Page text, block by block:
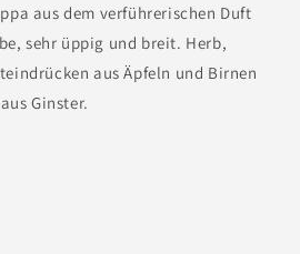
aus dem verführerischen Duft
sehr üppig und breit. Herb,
aus Äpfeln und Birnen
Ginster.